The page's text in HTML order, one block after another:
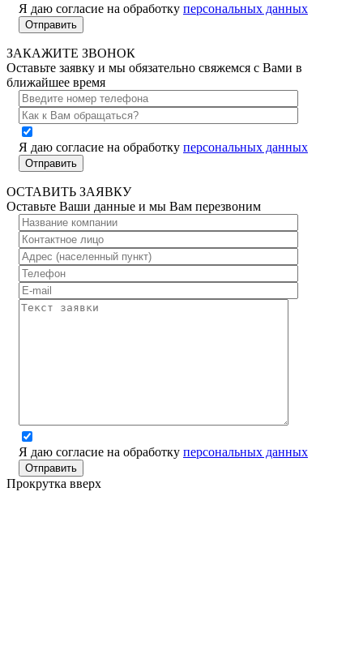
Я даю согласие на обработку персональных данных
ЗАКАЖИТЕ ЗВОНОК
Оставьте заявку и мы обязательно свяжемся с Вами в
ближайшее время
Я даю согласие на обработку персональных данных
ОСТАВИТЬ ЗАЯВКУ
Оставьте Ваши данные и мы Вам перезвоним
Я даю согласие на обработку персональных данных
Прокрутка вверх